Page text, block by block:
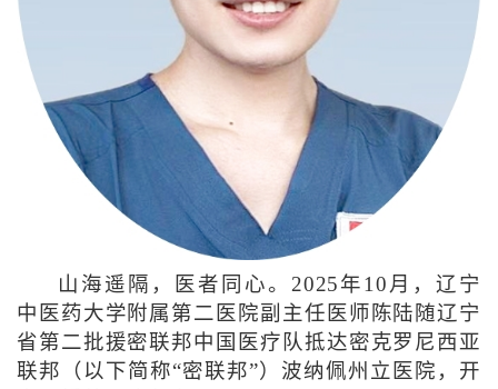
山海遥隔，医者同心。2025年10月，辽宁
中医药大学附属第二医院副主任医师陈陆随辽宁
省第二批援密联邦中国医疗队抵达密克罗尼西亚
联邦（以下简称“密联邦”）波纳佩州立医院，开